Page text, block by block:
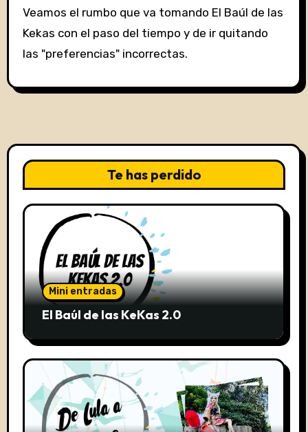
Veamos el rumbo que va tomando El Baúl de las
Kekas con el paso del tiempo y de ir quitando
las "preferencias" incorrectas.
Te has perdido
Mini entradas
El Baúl de las KeKas 2.0